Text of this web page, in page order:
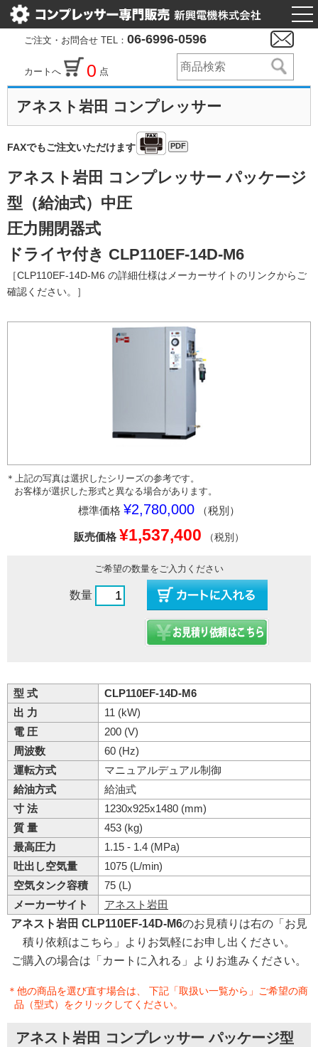
ご注文・お問合せ TEL： 06-6996-0596
カートへ 0 点
アネスト岩田 コンプレッサー
FAXでもご注文いただけます PDF
アネスト岩田 コンプレッサー パッケージ
型（給油式）中圧
圧力開閉器式
ドライヤ付き CLP110EF-14D-M6
［CLP110EF-14D-M6 の詳細仕様はメーカーサイトのリンクからご
確認ください。］
＊上記の写真は選択したシリーズの参考です。
お客様が選択した形式と異なる場合があります。
標準価格 ¥2,780,000 （税別）
販売価格 ¥1,537,400 （税別）
ご希望の数量をご入力ください
数量
型 式
CLP110EF-14D-M6
出 力
11 (kW)
電 圧
200 (V)
周波数
60 (Hz)
運転方式
マニュアルデュアル制御
給油方式
給油式
寸 法
1230x925x1480 (mm)
質 量
453 (kg)
最高圧力
1.15 - 1.4 (MPa)
吐出し空気量
1075 (L/min)
空気タンク容積
75 (L)
メーカーサイト
アネスト岩田
アネスト岩田 CLP110EF-14D-M6のお見積りは右の「お見
積り依頼はこちら」よりお気軽にお申し出ください。
ご購入の場合は「カートに入れる」よりお進みください。
＊他の商品を選び直す場合は、 下記「取扱い一覧から」ご希望の商
品（型式）をクリックしてください。
アネスト岩田 コンプレッサー パッケージ型